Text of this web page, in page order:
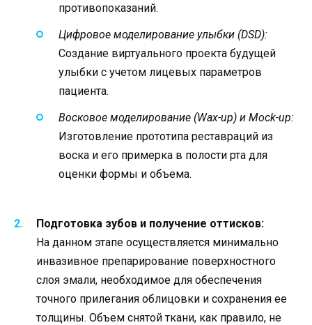
противопоказаний.
Цифровое моделирование улыбки (DSD):
Создание виртуального проекта будущей
улыбки с учетом лицевых параметров
пациента.
Восковое моделирование (Wax-up) и Mock-up:
Изготовление прототипа реставраций из
воска и его примерка в полости рта для
оценки формы и объема.
Подготовка зубов и получение оттисков:
На данном этапе осуществляется минимально
инвазивное препарирование поверхностного
слоя эмали, необходимое для обеспечения
точного прилегания облицовки и сохранения ее
толщины. Объем снятой ткани, как правило, не